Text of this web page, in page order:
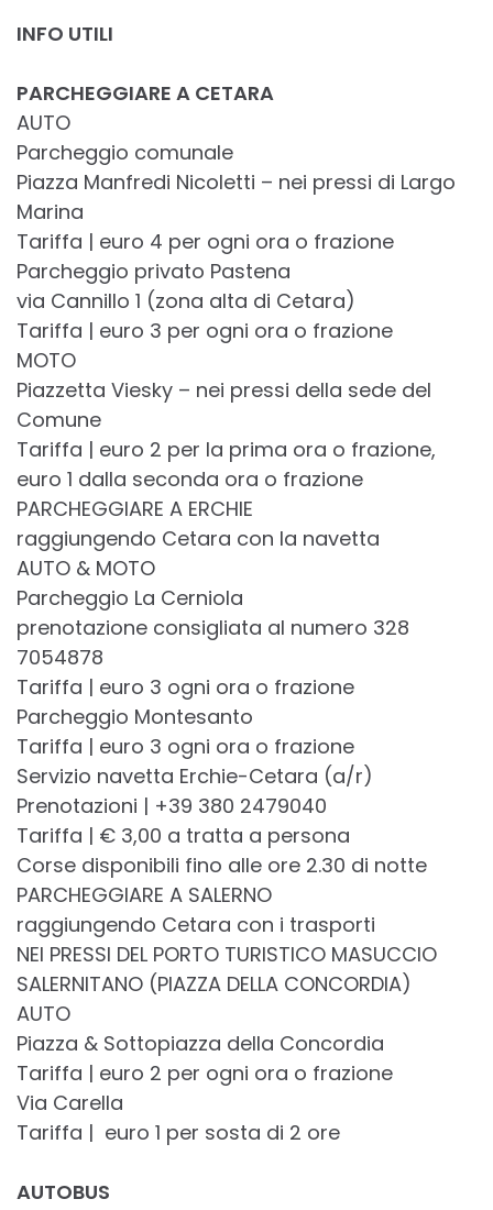
INFO UTILI
PARCHEGGIARE A CETARA
AUTO
Parcheggio comunale
Piazza Manfredi Nicoletti – nei pressi di Largo
Marina
Tariffa | euro 4 per ogni ora o frazione
Parcheggio privato Pastena
via Cannillo 1 (zona alta di Cetara)
Tariffa | euro 3 per ogni ora o frazione
MOTO
Piazzetta Viesky – nei pressi della sede del
Comune
Tariffa | euro 2 per la prima ora o frazione,
euro 1 dalla seconda ora o frazione
PARCHEGGIARE A ERCHIE
raggiungendo Cetara con la navetta
AUTO & MOTO
Parcheggio La Cerniola
prenotazione consigliata al numero 328
7054878
Tariffa | euro 3 ogni ora o frazione
Parcheggio Montesanto
Tariffa | euro 3 ogni ora o frazione
Servizio navetta Erchie-Cetara (a/r)
Prenotazioni | +39 380 2479040
Tariffa | € 3,00 a tratta a persona
Corse disponibili fino alle ore 2.30 di notte
PARCHEGGIARE A SALERNO
raggiungendo Cetara con i trasporti
NEI PRESSI DEL PORTO TURISTICO MASUCCIO
SALERNITANO (PIAZZA DELLA CONCORDIA)
AUTO
Piazza & Sottopiazza della Concordia
Tariffa | euro 2 per ogni ora o frazione
Via Carella
Tariffa | euro 1 per sosta di 2 ore
AUTOBUS